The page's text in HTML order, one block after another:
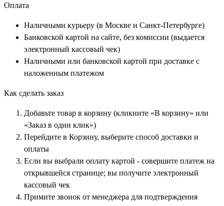
Оплата
Наличными курьеру (в Москве и Санкт-Петербурге)
Банковской картой на сайте, без комиссии (выдается
электронный кассовый чек)
Наличными или банковской картой при доставке с
наложенным платежом
Как сделать заказ
Добавьте товар в корзину (кликните «В корзину» или
«Заказ в один клик»)
Перейдите в Корзину, выберите способ доставки и
оплаты
Если вы выбрали оплату картой - совершите платеж на
открывшейся странице; вы получите электронный
кассовый чек
Примите звонок от менеджера для подтверждения